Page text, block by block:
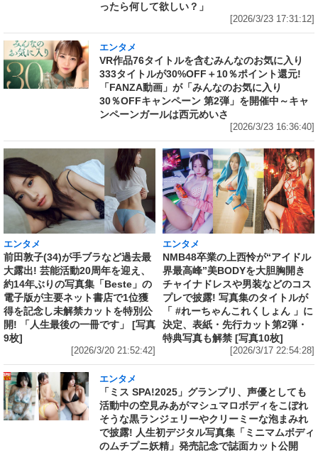
ったら何して欲しい？」
[2026/3/23 17:31:12]
エンタメ
VR作品76タイトルを含むみんなのお気に入り
333タイトルが30%OFF＋10％ポイント還元!
「FANZA動画」が「みんなのお気に入り
30％OFFキャンペーン 第2弾」を開催中～キャ
ンペーンガールは西元めいさ
[2026/3/23 16:36:40]
エンタメ
前田敦子(34)が手ブラなど過去最
大露出! 芸能活動20周年を迎え、
約14年ぶりの写真集「Beste」の
電子版が主要ネット書店で1位獲
得を記念し未解禁カットを特別公
開! 「人生最後の一冊です」 [写真
9枚]
[2026/3/20 21:52:42]
エンタメ
NMB48卒業の上西怜が“アイドル
界最高峰”美BODYを大胆胸開き
チャイナドレスや男装などのコス
プレで披露! 写真集のタイトルが
「 #れーちゃんこれくしょん 」に
決定、表紙・先行カット第2弾・
特典写真も解禁 [写真10枚]
[2026/3/17 22:54:28]
エンタメ
「ミス SPA!2025」グランプリ、声優としても
活動中の空見みあがマシュマロボディをこぼれ
そうな黒ランジェリーやクリーミーな泡まみれ
で披露! 人生初デジタル写真集「ミニマムボディ
のムチプニ妖精」発売記念で誌面カット公開